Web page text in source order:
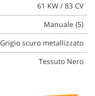
61 KW / 83 CV
Manuale (5)
Grigio scuro metallizzato
Tessuto Nero